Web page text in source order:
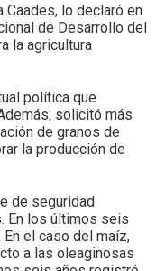
Caades, lo declaró en
de Desarrollo del
la agricultura
política que
solicitó más
de granos de
la producción de
de seguridad
En los últimos seis
el caso del maíz,
a las oleaginosas